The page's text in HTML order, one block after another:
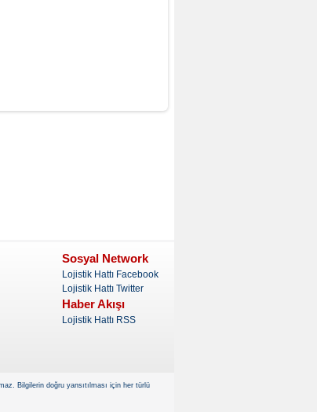
Sosyal Network
Lojistik Hattı Facebook
Lojistik Hattı Twitter
Haber Akışı
Lojistik Hattı RSS
Bilgilerin doğru yansıtılması için her türlü